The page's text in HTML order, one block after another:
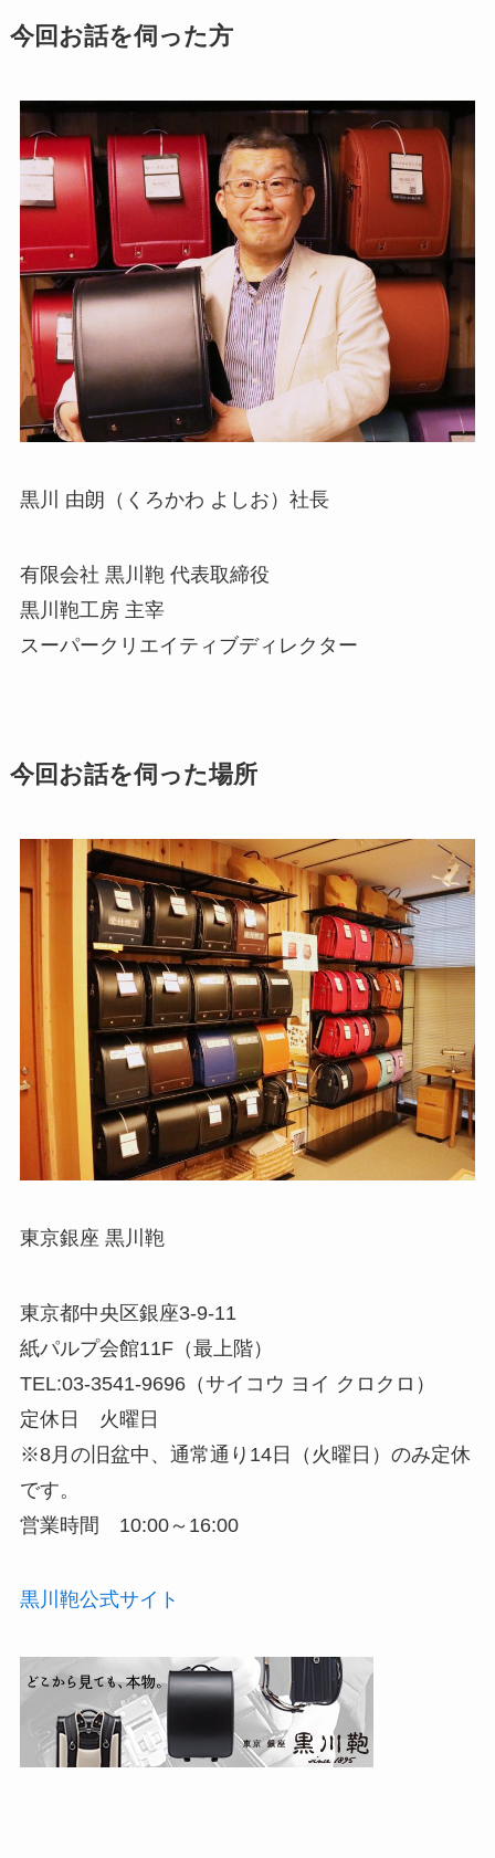
今回お話を伺った方
黒川 由朗 （くろかわ よしお）社長
有限会社 黒川鞄 代表取締役
黒川鞄工房 主宰
スーパークリエイティブディレクター
今回お話を伺った場所
東京銀座 黒川鞄
東京都中央区銀座3-9-11
紙パルプ会館11F（最上階）
TEL:03-3541-9696（サイコウ ヨイ クロクロ）
定休日 火曜日
※8月の旧盆中、通常通り14日（火曜日）のみ定休
です。
営業時間 10:00～16:00
黒川鞄公式サイト